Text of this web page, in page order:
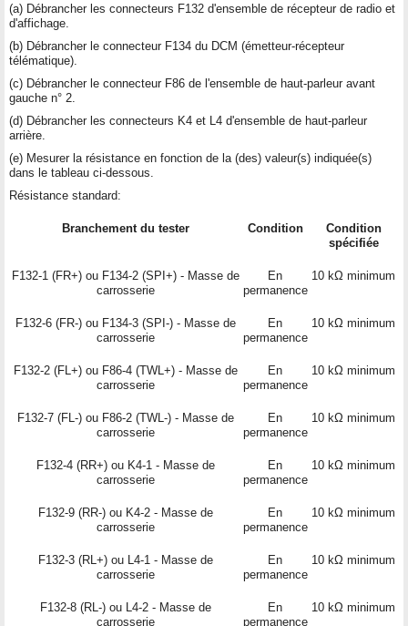
(a) Débrancher les connecteurs F132 d'ensemble de récepteur de radio et
d'affichage.
(b) Débrancher le connecteur F134 du DCM (émetteur-récepteur
télématique).
(c) Débrancher le connecteur F86 de l'ensemble de haut-parleur avant
gauche n° 2.
(d) Débrancher les connecteurs K4 et L4 d'ensemble de haut-parleur
arrière.
(e) Mesurer la résistance en fonction de la (des) valeur(s) indiquée(s)
dans le tableau ci-dessous.
Résistance standard:
Branchement du tester Condition
Condition
spécifiée
F132-1 (FR+) ou F134-2 (SPI+) - Masse de
carrosserie
En
permanence
10 kΩ minimum
F132-6 (FR-) ou F134-3 (SPI-) - Masse de
carrosserie
En
permanence
10 kΩ minimum
F132-2 (FL+) ou F86-4 (TWL+) - Masse de
carrosserie
En
permanence
10 kΩ minimum
F132-7 (FL-) ou F86-2 (TWL-) - Masse de
carrosserie
En
permanence
10 kΩ minimum
F132-4 (RR+) ou K4-1 - Masse de
carrosserie
En
permanence
10 kΩ minimum
F132-9 (RR-) ou K4-2 - Masse de
carrosserie
En
permanence
10 kΩ minimum
F132-3 (RL+) ou L4-1 - Masse de
carrosserie
En
permanence
10 kΩ minimum
F132-8 (RL-) ou L4-2 - Masse de
carrosserie
En
permanence
10 kΩ minimum